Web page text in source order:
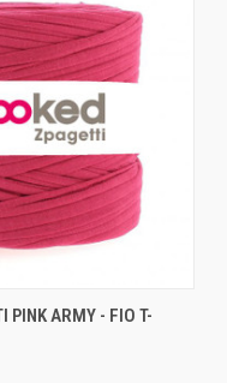
ADICIONAR AO
CARRINHO
PINK ARMY - FIO T-